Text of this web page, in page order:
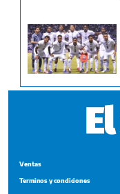
Ventas
Terminos y condiciones